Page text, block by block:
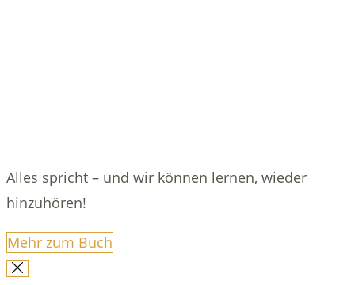
Alles spricht – und wir können lernen, wieder
hinzuhören!
Mehr zum Buch